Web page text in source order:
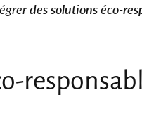
des solutions éco-